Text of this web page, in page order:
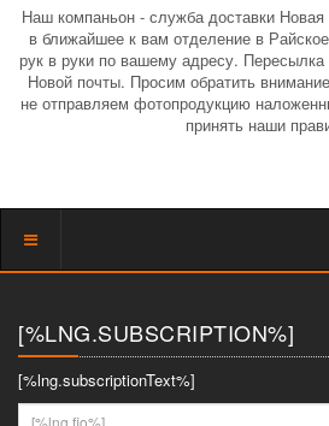
Наш компаньон - служба доставки Новая
в ближайшее к вам отделение в
рук в руки по вашему адресу.
Новой почты. Просим обратить
не отправляем фотопродукцию
принять наши
Показать
[%LNG.SUBSCRIPTION%]
[%lng.subscriptionText%]
[%lng.fio%]